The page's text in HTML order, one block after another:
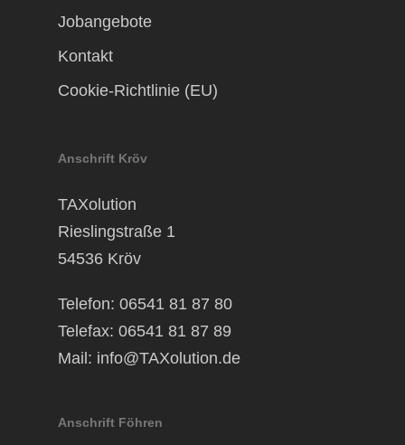
Jobangebote
Kontakt
Cookie-Richtlinie (EU)
Anschrift Kröv
TAXolution
Rieslingstraße 1
54536 Kröv
Telefon: 06541 81 87 80
Telefax: 06541 81 87 89
Mail: info@TAXolution.de
Anschrift Föhren